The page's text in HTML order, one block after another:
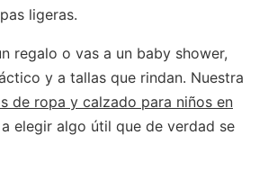
ligeras.
regalo o vas a un baby shower,
y a tallas que rindan. Nuestra
de ropa y calzado para niños en
elegir algo útil que de verdad se